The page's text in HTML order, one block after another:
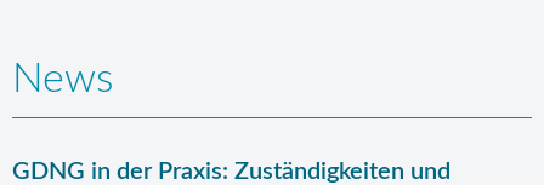
News
GDNG in der Praxis: Zuständigkeiten und